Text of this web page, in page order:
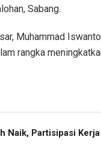
Sabang.
Muhammad
rangka
Naik, Partisipasi